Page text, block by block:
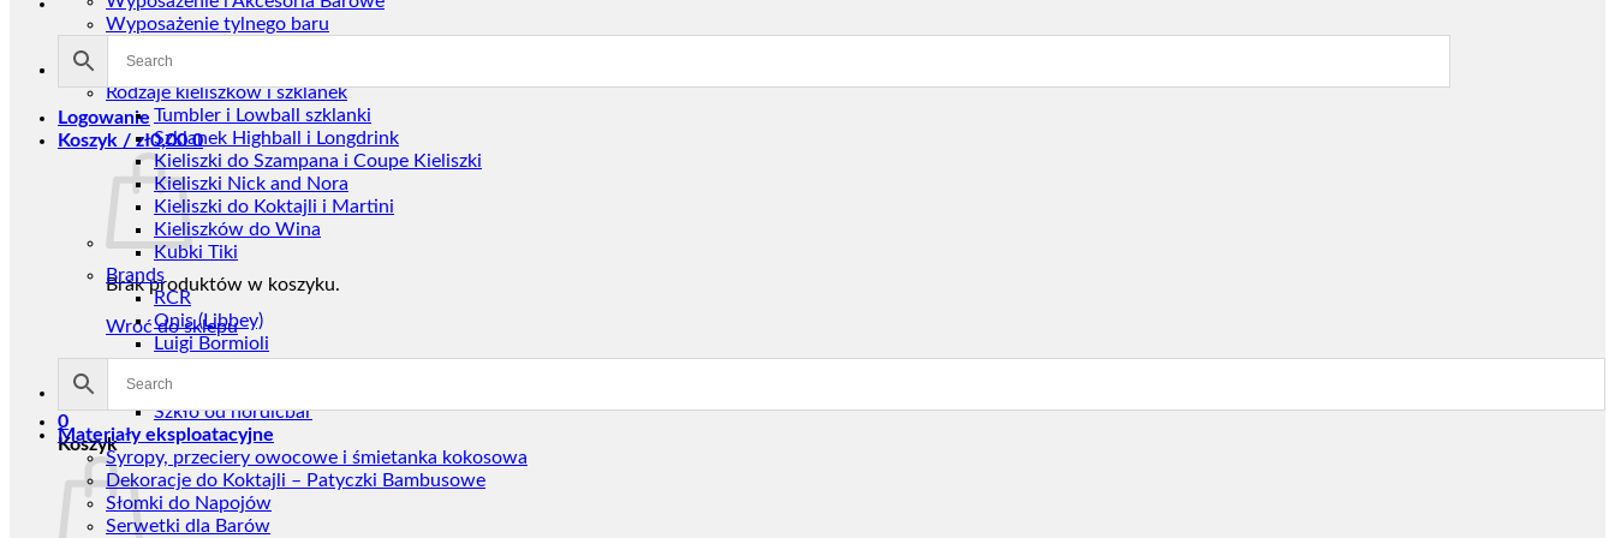
Logowanie
Koszyk / zł0,00 0
Brak produktów w koszyku.
Wróć do sklepu
0
Koszyk
Wyposażenie tylnego baru
Szkło
Rodzaje kieliszków i szklanek
Tumbler i Lowball szklanki
Szklanek Highball i Longdrink
Kieliszki do Szampana i Coupe Kieliszki
Kieliszki Nick and Nora
Kieliszki do Koktajli i Martini
Kieliszków do Wina
Kubki Tiki
Brands
RCR
Onis (Libbey)
Luigi Bormioli
Royal Leerdam
Szkło od nordicbar
Materiały eksploatacyjne
Syropy, przeciery owocowe i śmietanka kokosowa
Dekoracje do Koktajli – Patyczki Bambusowe
Słomki do Napojów
Serwetki dla Barów